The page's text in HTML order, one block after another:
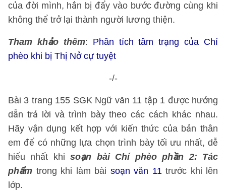
của đời mình, hắn bị đẩy vào bước đường cùng khi
không thể trở lại thành người lương thiện.
Tham khảo thêm: Phân tích tâm trạng của Chí
phèo khi bị Thị Nở cự tuyệt
-/-
Bài 3 trang 155 SGK Ngữ văn 11 tập 1 được hướng
dẫn trả lời và trình bày theo các cách khác nhau.
Hãy vận dụng kết hợp với kiến thức của bản thân
em để có những lựa chọn trình bày tối ưu nhất, dễ
hiểu nhất khisoạn bài Chí phèo phần 2: Tác
phẩm trong khi làm bài soạn văn 11trước khi lên
lớp.